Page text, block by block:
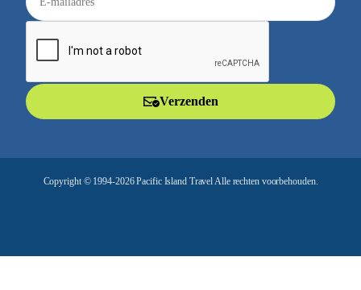
-
a
Verzenden
Copyright © 1994-2026 Pacific Island Travel Alle rechten voorbehouden.